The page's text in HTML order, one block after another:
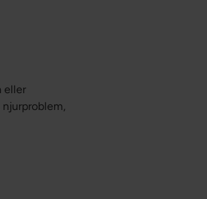
eller
njurproblem,